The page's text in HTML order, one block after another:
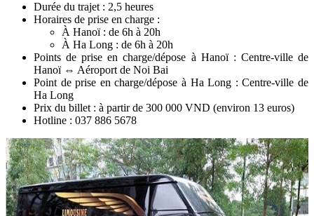
Durée du trajet : 2,5 heures
Horaires de prise en charge :
À Hanoï : de 6h à 20h
À Ha Long : de 6h à 20h
Points de prise en charge/dépose à Hanoï : Centre-ville de
Hanoï ⇔ Aéroport de Noi Bai
Point de prise en charge/dépose à Ha Long : Centre-ville de
Ha Long
Prix du billet : à partir de 300 000 VND (environ 13 euros)
Hotline : 037 886 5678